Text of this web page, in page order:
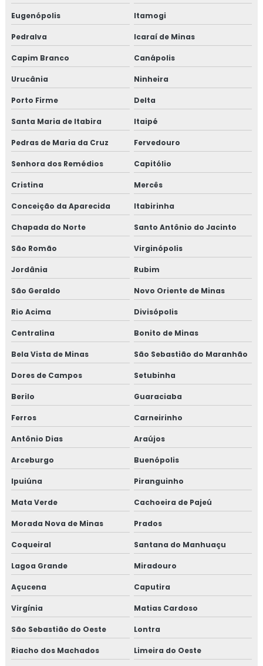
Eugenópolis Itamogi
Pedralva Icaraí de Minas
Capim Branco Canápolis
Urucânia Ninheira
Porto Firme Delta
Santa Maria de Itabira Itaipé
Pedras de Maria da Cruz Fervedouro
Senhora dos Remédios Capitólio
Cristina Mercês
Conceição da Aparecida Itabirinha
Chapada do Norte Santo Antônio do Jacinto
São Romão Virginópolis
Jordânia Rubim
São Geraldo Novo Oriente de Minas
Rio Acima Divisópolis
Centralina Bonito de Minas
Bela Vista de Minas São Sebastião do Maranhão
Dores de Campos Setubinha
Berilo Guaraciaba
Ferros Carneirinho
Antônio Dias Araújos
Arceburgo Buenópolis
Ipuiúna Piranguinho
Mata Verde Cachoeira de Pajeú
Morada Nova de Minas Prados
Coqueiral Santana do Manhuaçu
Lagoa Grande Miradouro
Açucena Caputira
Virgínia Matias Cardoso
São Sebastião do Oeste Lontra
Riacho dos Machados Limeira do Oeste